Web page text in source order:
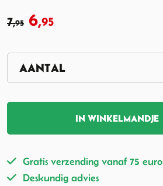
7,95 6,95
IN WINKELMANDJE
Gratis verzending vanaf 75 euro
Deskundig advies